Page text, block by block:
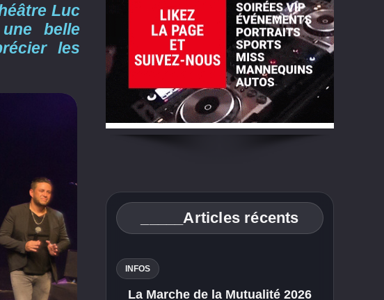
Luc
belle
les
_____Articles récents
INFOS
La Marche de la Mutualité 2026